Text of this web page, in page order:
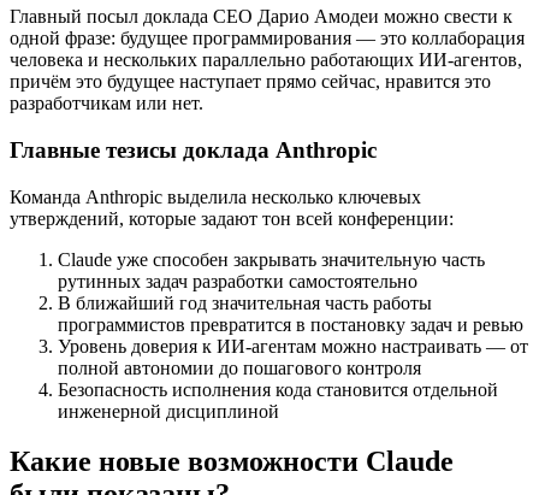
Главный посыл доклада CEO Дарио Амодеи можно свести к
одной фразе: будущее программирования — это коллаборация
человека и нескольких параллельно работающих ИИ-агентов,
причём это будущее наступает прямо сейчас, нравится это
разработчикам или нет.
Главные тезисы доклада Anthropic
Команда Anthropic выделила несколько ключевых
утверждений, которые задают тон всей конференции:
Claude уже способен закрывать значительную часть
рутинных задач разработки самостоятельно
В ближайший год значительная часть работы
программистов превратится в постановку задач и ревью
Уровень доверия к ИИ-агентам можно настраивать — от
полной автономии до пошагового контроля
Безопасность исполнения кода становится отдельной
инженерной дисциплиной
Какие новые возможности Claude